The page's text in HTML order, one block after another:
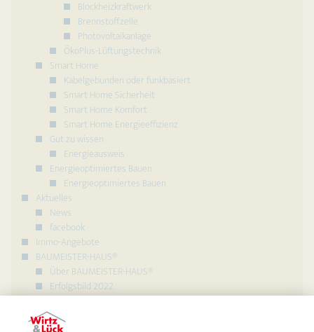
Blockheizkraftwerk
Brennstoffzelle
Photovoltaikanlage
ÖkoPlus-Lüftungstechnik
Smart Home
Kabelgebunden oder funkbasiert
Smart Home Sicherheit
Smart Home Komfort
Smart Home Energieeffizienz
Gut zu wissen
Energieausweis
Energieoptimiertes Bauen
Energieoptimiertes Bauen
Aktuelles
News
facebook
Immo-Angebote
BAUMEISTER-HAUS®
Über BAUMEISTER-HAUS®
Erfolgsbild 2022
BMH Zentrale Frankfurt
Partnerunternehmen werden